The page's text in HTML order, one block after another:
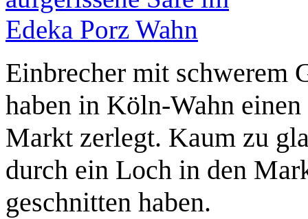
Einbrecher mit schwerem
haben in Köln-Wahn
Markt zerlegt. Kaum zu
durch ein Loch in den
geschnitten haben.